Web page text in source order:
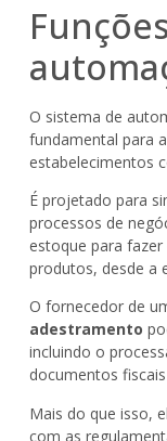
O sistema de
fundamental para
estabelecimentos
É projetado para
processos de
estoque para
produtos, desde a
O fornecedor de
adestramento
incluindo o
documentos
Mais do que isso,
com as